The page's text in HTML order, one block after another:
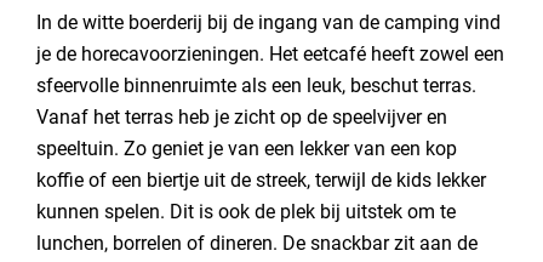
In de witte boerderij bij de ingang van de camping vind
je de horecavoorzieningen. Het eetcafé heeft zowel een
sfeervolle binnenruimte als een leuk, beschut terras.
Vanaf het terras heb je zicht op de speelvijver en
speeltuin. Zo geniet je van een lekker van een kop
koffie of een biertje uit de streek, terwijl de kids lekker
kunnen spelen. Dit is ook de plek bij uitstek om te
lunchen, borrelen of dineren. De snackbar zit aan de